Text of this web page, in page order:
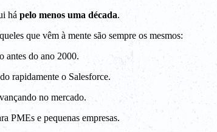
há pelo menos uma década.
que vêm à mente são sempre os mesmos:
antes do ano 2000.
rapidamente o Salesforce.
no mercado.
PMEs e pequenas empresas.